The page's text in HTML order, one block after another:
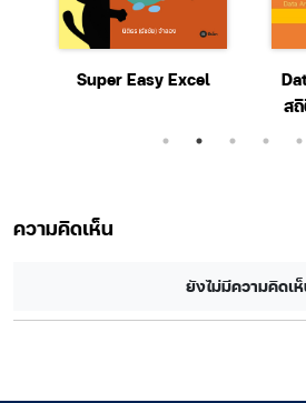
Super Easy Excel
สถิ
ความคิดเห็น
ยังไม่มีความคิดเ